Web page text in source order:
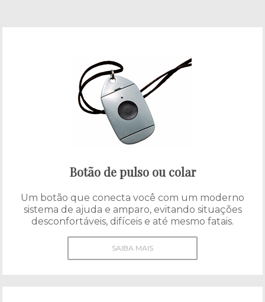
Botão de pulso ou colar
Um botão que conecta você com um moderno
sistema de ajuda e amparo, evitando situações
desconfortáveis, difíceis e até mesmo fatais.
SAIBA MAIS